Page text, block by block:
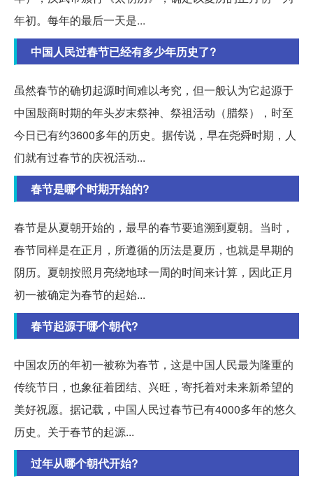
年初。每年的最后一天是...
中国人民过春节已经有多少年历史了?
虽然春节的确切起源时间难以考究，但一般认为它起源于
中国殷商时期的年头岁末祭神、祭祖活动（腊祭），时至
今日已有约3600多年的历史。据传说，早在尧舜时期，人
们就有过春节的庆祝活动...
春节是哪个时期开始的?
春节是从夏朝开始的，最早的春节要追溯到夏朝。当时，
春节同样是在正月，所遵循的历法是夏历，也就是早期的
阴历。夏朝按照月亮绕地球一周的时间来计算，因此正月
初一被确定为春节的起始...
春节起源于哪个朝代?
中国农历的年初一被称为春节，这是中国人民最为隆重的
传统节日，也象征着团结、兴旺，寄托着对未来新希望的
美好祝愿。据记载，中国人民过春节已有4000多年的悠久
历史。关于春节的起源...
过年从哪个朝代开始?